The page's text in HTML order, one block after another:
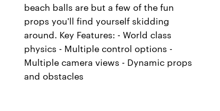
beach balls are but a few of the fun
props you'll find yourself skidding
around. Key Features: - World class
physics - Multiple control options -
Multiple camera views - Dynamic props
and obstacles